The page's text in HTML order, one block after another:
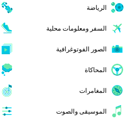
الرياضة
السفر ومعلومات محلية
الصور الفوتوغرافية
المحاكاة
المغامرات
الموسيقى والصوت